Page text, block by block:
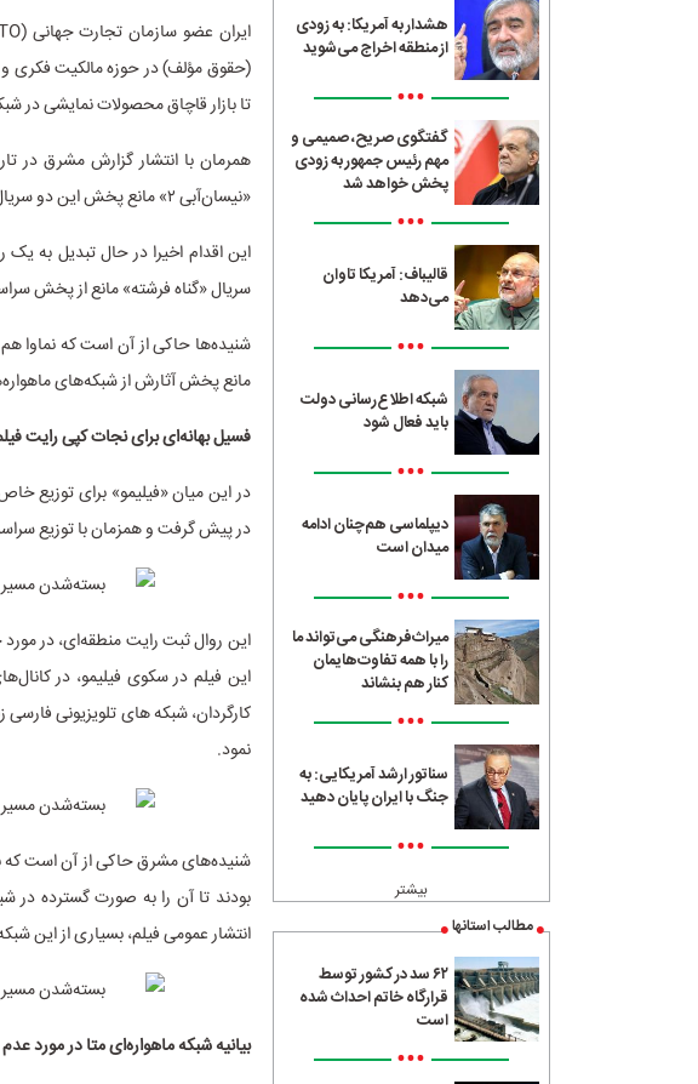
هشدار به آمریکا: به زودی
از منطقه اخراج می‌شوید
•••
گفتگوی صریح، صمیمی و
مهم رئیس جمهور به زودی
پخش خواهد شد
•••
قالیباف: آمریکا تاوان
می‌دهد
•••
شبکه اطلاع‌رسانی دولت
باید فعال شود
•••
دیپلماسی هم‌چنان ادامه
میدان است
•••
میراث‌فرهنگی می‌تواند ما
را با همه تفاوت‌هایمان
کنار هم بنشاند
•••
سناتور ارشد آمریکایی: به
جنگ با ایران پایان دهید
•••
بیشتر
مطالب استانها
۶۲ سد در کشور توسط
قرارگاه خاتم احداث شده
است
•••
(حقوق مؤلف) در حوزه مالکیت فکری و
تا بازار قاچاق محصولات نمایشی در
«نیسان‌آبی ۲» مانع پخش این دو سریال در شبکه‌های ماهواره‌ای (دارای لایسنس و دفاتر رسمی) شد.
این اقدام اخیرا در حال تبدیل به
سریال «گناه فرشته» مانع از پخش
شنیده‌ها حاکی از آن است که نماوا
مانع پخش آثارش از شبکه‌های
فسیل بهانه‌ای برای نجات کپی رایت
در پیش گرفت و همزمان با توزیع
این روال ثبت رایت منطقه‌ای، در
این فیلم در سکوی فیلیمو، در
کارگردان، شبکه های تلویزیونی
نمود.
شنیده‌های مشرق حاکی از آن است که
بودند تا آن را به صورت گسترده در
انتشار عمومی فیلم، بسیاری از این
بیانیه‌ شبکه ماهواره‌ای متا در مورد